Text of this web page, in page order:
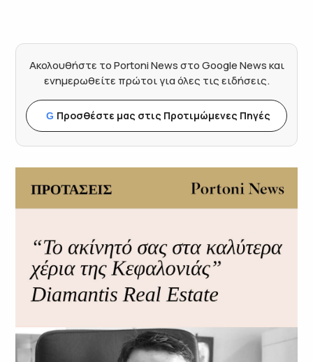
Ακολουθήστε το Portoni News στο Google News και
ενημερωθείτε πρώτοι για όλες τις ειδήσεις.
G Προσθέστε μας στις Προτιμώμενες Πηγές